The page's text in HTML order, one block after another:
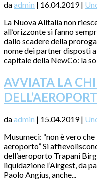
daadmin | 16.04.2019|
La Nuova Alitalia non
all’orizzonte si fanno
dallo scadere della
nome dei partner disposti
capitale della NewCo: la
AVVIATA LA
daadmin | 15.04.2019|
Musumeci: “non è vero
aeroporto” Si
dell’aeroporto Trapani
liquidazione l’Airgest, da
Paolo Angius, anche...